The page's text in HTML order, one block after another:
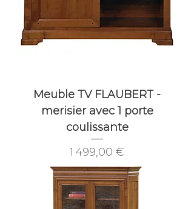
Meuble TV FLAUBERT -
merisier avec 1 porte
coulissante
Prix
1 499,00 €